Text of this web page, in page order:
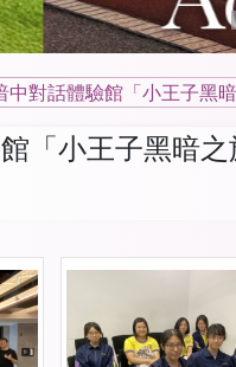
中對話體驗館「小王子黑
「小王子黑暗